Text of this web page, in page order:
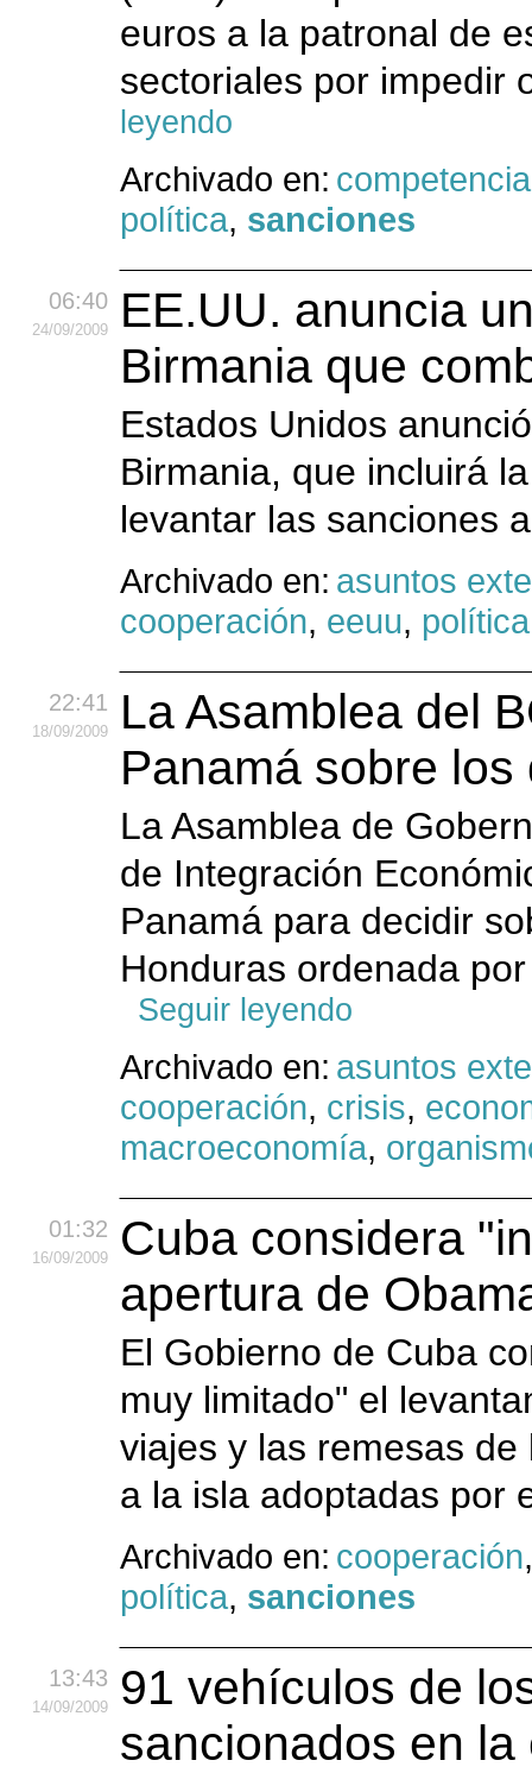
euros a la patronal de
sectoriales por impedir
leyendo
Archivado en:
política, sanciones
06:40
24/09/2009
EE.UU. anuncia
Birmania que
Estados Unidos
Birmania, que incluirá
levantar las sanciones
Archivado en: asuntos
cooperación, eeuu, política
22:41
18/09/2009
La Asamblea del
Panamá sobre
La Asamblea de
de Integración
Panamá para decidir
Honduras ordenada
Seguir leyendo
Archivado en: asuntos
cooperación, crisis,
macroeconomía,
01:32
16/09/2009
Cuba considera
apertura de
El Gobierno de Cuba
muy limitado" el
viajes y las remesas
a la isla adoptadas por
Archivado en: cooperación
política, sanciones
13:43
14/09/2009
91 vehículos de
sancionados en